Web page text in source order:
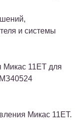
и системы
Микас 11ЕТ для
Микас 11ET.